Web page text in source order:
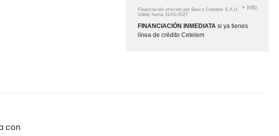
Financiación ofrecida por Banco Cetelem S.A.U.
Válido hasta31/01/2027
+ info
FINANCIACIÓN INMEDIATA si ya tienes
línea de crédito Cetelem
con